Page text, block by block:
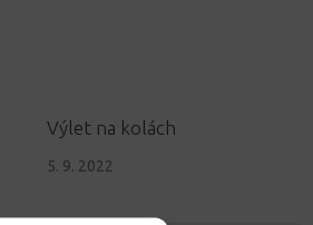
Výlet na kolách
5. 9. 2022